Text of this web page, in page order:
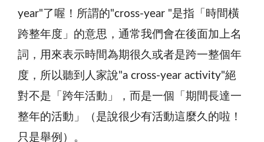
year"了喔！所謂的"cross-year "是指「時間橫
跨整年度」的意思，通常我們會在後面加上名
詞，用來表示時間為期很久或者是跨一整個年
度，所以聽到人家說"a cross-year activity"絕
對不是「跨年活動」，而是一個「期間長達一
整年的活動」（是說很少有活動這麼久的啦！
只是舉例）。